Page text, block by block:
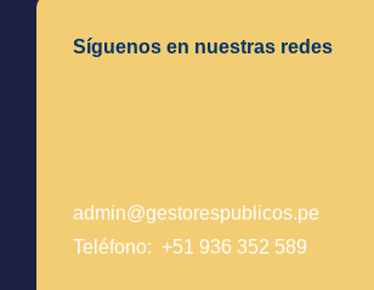
Síguenos en nuestras redes
admin@gestorespublicos.pe
Teléfono: +51 936 352 589